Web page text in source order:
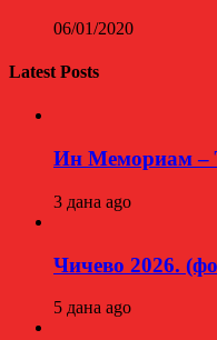
06/01/2020
Latest Posts
Ин Мемориам –
3 дана ago
Чичево 2026.
5 дана ago